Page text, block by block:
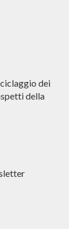
dei
della